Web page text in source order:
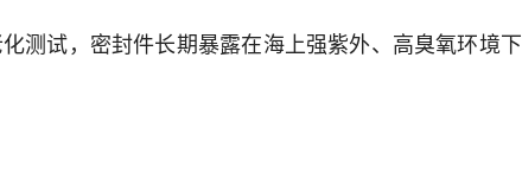
测试，密封件长期暴露在海上强紫外、高臭氧环境